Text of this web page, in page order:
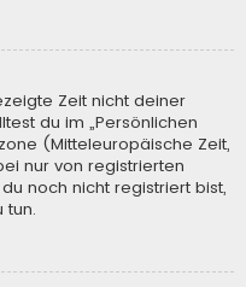
Zeit nicht deiner
du im „Persönlichen
(Mitteleuropäische Zeit,
nur von registrierten
noch nicht registriert bist,
tun.